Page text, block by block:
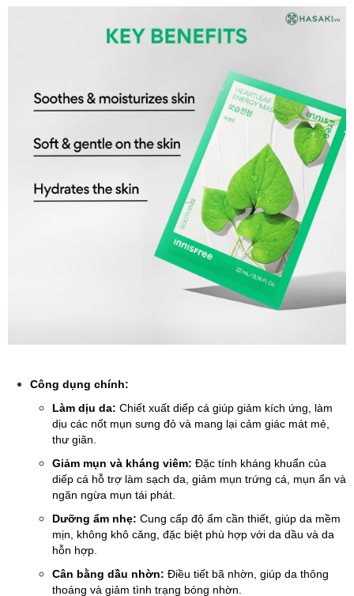
Công dụng chính:
Làm dịu da: Chiết xuất diếp cá giúp giảm kích ứng, làm
dịu các nốt mụn sưng đỏ và mang lại cảm giác mát mẻ,
thư giãn.
Giảm mụn và kháng viêm: Đặc tính kháng khuẩn của
diếp cá hỗ trợ làm sạch da, giảm mụn trứng cá, mụn ẩn và
ngăn ngừa mụn tái phát.
Dưỡng ẩm nhẹ: Cung cấp độ ẩm cần thiết, giúp da mềm
mịn, không khô căng, đặc biệt phù hợp với da dầu và da
hỗn hợp.
Cân bằng dầu nhờn: Điều tiết bã nhờn, giúp da thông
thoáng và giảm tình trạng bóng nhờn.